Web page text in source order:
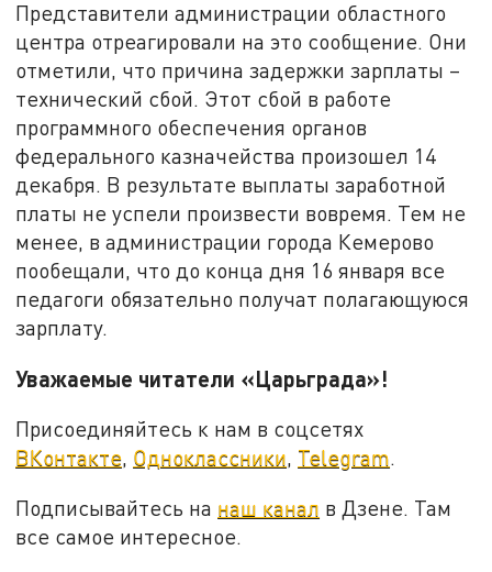
Представители администрации областного
центра отреагировали на это сообщение. Они
отметили, что причина задержки зарплаты –
технический сбой. Этот сбой в работе
программного обеспечения органов
федерального казначейства произошел 14
декабря. В результате выплаты заработной
платы не успели произвести вовремя. Тем не
менее, в администрации города Кемерово
пообещали, что до конца дня 16 января все
педагоги обязательно получат полагающуюся
зарплату.
Уважаемые читатели «Царьграда»!
Присоединяйтесь к нам в соцсетях
ВКонтакте, Одноклассники, Telegram.
Подписывайтесь на наш канал в Дзене. Там
все самое интересное.